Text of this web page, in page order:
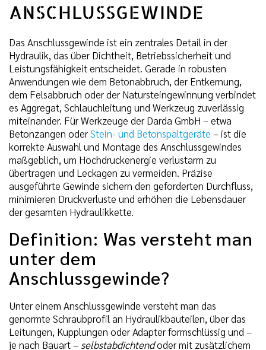
ANSCHLUSSGEWINDE
Das Anschlussgewinde ist ein zentrales Detail in der
Hydraulik, das über Dichtheit, Betriebssicherheit und
Leistungsfähigkeit entscheidet. Gerade in robusten
Anwendungen wie dem Betonabbruch, der Entkernung,
dem Felsabbruch oder der Natursteingewinnung verbindet
es Aggregat, Schlauchleitung und Werkzeug zuverlässig
miteinander. Für Werkzeuge der Darda GmbH – etwa
Betonzangen oderStein- und Betonspaltgeräte – ist die
korrekte Auswahl und Montage des Anschlussgewindes
maßgeblich, um Hochdruckenergie verlustarm zu
übertragen und Leckagen zu vermeiden. Präzise
ausgeführte Gewinde sichern den geforderten Durchfluss,
minimieren Druckverluste und erhöhen die Lebensdauer
der gesamten Hydraulikkette.
Definition: Was versteht man
unter dem
Anschlussgewinde?
Unter einem Anschlussgewinde versteht man das
genormte Schraubprofil an Hydraulikbauteilen, über das
Leitungen, Kupplungen oder Adapter formschlüssig und –
je nach Bauart – selbstabdichtendoder mit zusätzlichem